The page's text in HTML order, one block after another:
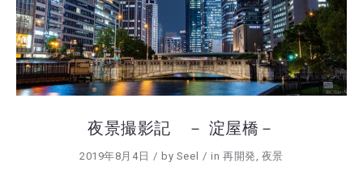
夜景撮影記 － 淀屋橋－
2019年8月4日 by Seel in 再開発, 夜景